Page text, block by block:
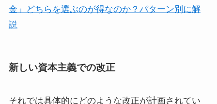
金」どちらを選ぶのが得なのか？パターン別に解
説
新しい資本主義での改正
それでは具体的にどのような改正が計画されてい